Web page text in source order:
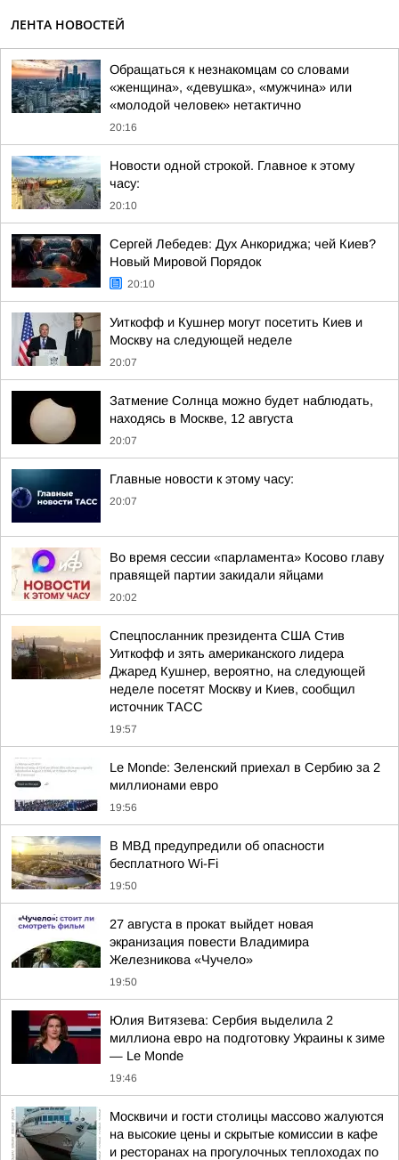
ЛЕНТА НОВОСТЕЙ
Обращаться к незнакомцам со словами
«женщина», «девушка», «мужчина» или
«молодой человек» нетактично
20:16
Новости одной строкой. Главное к этому
часу:
20:10
Сергей Лебедев: Дух Анкориджа; чей Киев?
Новый Мировой Порядок
20:10
Уиткофф и Кушнер могут посетить Киев и
Москву на следующей неделе
20:07
Затмение Солнца можно будет наблюдать,
находясь в Москве, 12 августа
20:07
Главные новости к этому часу:
20:07
Во время сессии «парламента» Косово главу
правящей партии закидали яйцами
20:02
Спецпосланник президента США Стив
Уиткофф и зять американского лидера
Джаред Кушнер, вероятно, на следующей
неделе посетят Москву и Киев, сообщил
источник ТАСС
19:57
Le Monde: Зеленский приехал в Сербию за 2
миллионами евро
19:56
В МВД предупредили об опасности
бесплатного Wi-Fi
19:50
27 августа в прокат выйдет новая
экранизация повести Владимира
Железникова «Чучело»
19:50
Юлия Витязева: Сербия выделила 2
миллиона евро на подготовку Украины к зиме
— Le Monde
19:46
Москвичи и гости столицы массово жалуются
на высокие цены и скрытые комиссии в кафе
и ресторанах на прогулочных теплоходах по